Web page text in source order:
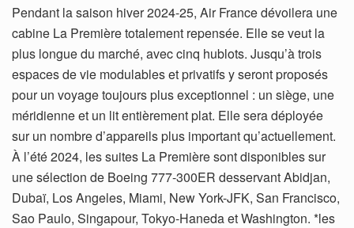
Pendant la saison hiver 2024-25, Air France dévoilera une
cabine La Première totalement repensée. Elle se veut la
plus longue du marché, avec cinq hublots. Jusqu’à trois
espaces de vie modulables et privatifs y seront proposés
pour un voyage toujours plus exceptionnel : un siège, une
méridienne et un lit entièrement plat. Elle sera déployée
sur un nombre d’appareils plus important qu’actuellement.
À l’été 2024, les suites La Première sont disponibles sur
une sélection de Boeing 777-300ER desservant Abidjan,
Dubaï, Los Angeles, Miami, New York-JFK, San Francisco,
Sao Paulo, Singapour, Tokyo-Haneda et Washington. *les